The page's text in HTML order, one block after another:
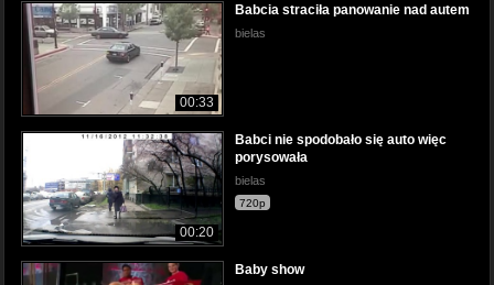
00:33
Babcia straciła panowanie nad autem
bielas
00:20
Babci nie spodobało się auto więc
porysowała
bielas
720p
Baby show